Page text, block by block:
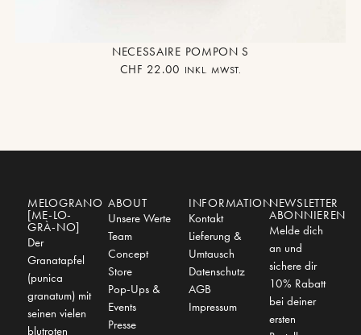
NECESSAIRE POMPON S
CHF 22.00 INKL. MWST.
MELOGRANO
[ME-LO-
GRÀ-NO]
Der
Granatapfel
(punica
granatum) mit
seinen vielen
blutroten
ABOUT
Unsere Werte
Team
Concept
Store
Pop-Ups &
Events
Presse
INFORMATION
Kontakt
Lieferung &
Umtausch
Datenschutz
AGB
Impressum
NEWSLETTER
ABONNIEREN
Melde dich
an und
sichere dir
10% Rabatt
bei deiner
ersten